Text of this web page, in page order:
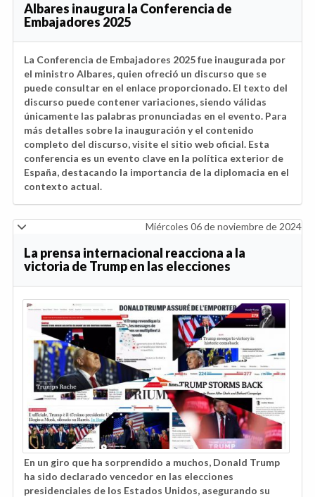
Albares inaugura la Conferencia de
Embajadores 2025
La Conferencia de Embajadores 2025 fue inaugurada por
el ministro Albares, quien ofreció un discurso que se
puede consultar en el enlace proporcionado. El texto del
discurso puede contener variaciones, siendo válidas
únicamente las palabras pronunciadas en el evento. Para
más detalles sobre la inauguración y el contenido
completo del discurso, visite el sitio web oficial. Esta
conferencia es un evento clave en la política exterior de
España, destacando la importancia de la diplomacia en el
contexto actual.
Miércoles 06 de noviembre de 2024
La prensa internacional reacciona a la
victoria de Trump en las elecciones
En un giro que ha sorprendido a muchos, Donald Trump
ha sido declarado vencedor en las elecciones
presidenciales de los Estados Unidos, asegurando su